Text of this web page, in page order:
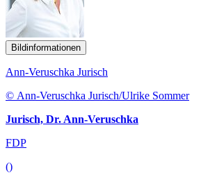
Bildinformationen
Ann-Veruschka Jurisch
© Ann-Veruschka Jurisch/Ulrike Sommer
Jurisch, Dr. Ann-Veruschka
FDP
()